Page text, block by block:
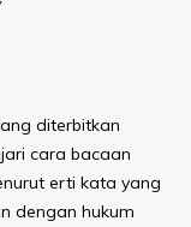
diterbitkan
cara bacaan
erti kata yang
dengan hukum